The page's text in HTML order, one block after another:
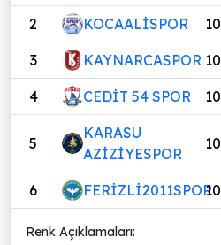
2 KOCAALİSPOR 10
3 KAYNARCASPOR 10
4 CEDİT 54 SPOR 10
5
KARASU
AZİZİYESPOR
10
6 FERİZLİ2011SPOR10
Renk Açıklamaları: